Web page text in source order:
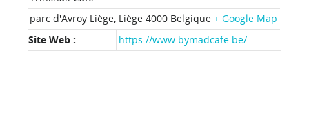
parc d'Avroy Liège, Liège 4000 Belgique + Google Map
Site Web :
https://www.bymadcafe.be/